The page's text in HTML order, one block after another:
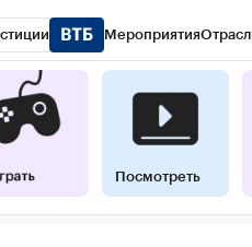
Мероприятия
Посмотреть